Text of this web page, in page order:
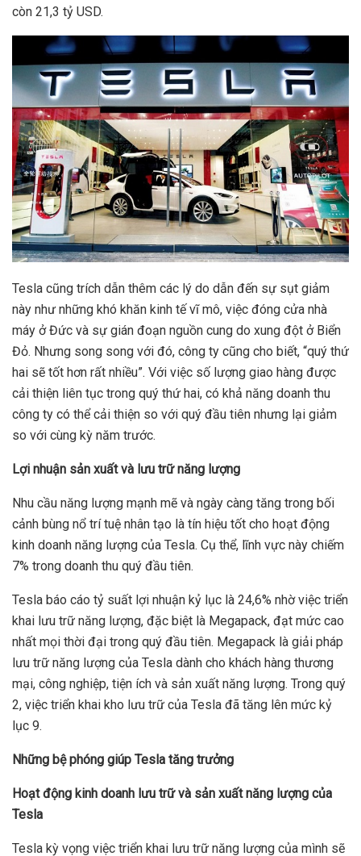
còn 21,3 tỷ USD.
Tesla cũng trích dẫn thêm các lý do dẫn đến sự sụt giảm
này như những khó khăn kinh tế vĩ mô, việc đóng cửa nhà
máy ở Đức và sự gián đoạn nguồn cung do xung đột ở Biển
Đỏ. Nhưng song song với đó, công ty cũng cho biết, “quý thứ
hai sẽ tốt hơn rất nhiều”. Với việc số lượng giao hàng được
cải thiện liên tục trong quý thứ hai, có khả năng doanh thu
công ty có thể cải thiện so với quý đầu tiên nhưng lại giảm
so với cùng kỳ năm trước.
Lợi nhuận sản xuất và lưu trữ năng lượng
Nhu cầu năng lượng mạnh mẽ và ngày càng tăng trong bối
cảnh bùng nổ trí tuệ nhân tạo là tín hiệu tốt cho hoạt động
kinh doanh năng lượng của Tesla. Cụ thể, lĩnh vực này chiếm
7% trong doanh thu quý đầu tiên.
Tesla báo cáo tỷ suất lợi nhuận kỷ lục là 24,6% nhờ việc triển
khai lưu trữ năng lượng, đặc biệt là Megapack, đạt mức cao
nhất mọi thời đại trong quý đầu tiên. Megapack là giải pháp
lưu trữ năng lượng của Tesla dành cho khách hàng thương
mại, công nghiệp, tiện ích và sản xuất năng lượng. Trong quý
2, việc triển khai kho lưu trữ của Tesla đã tăng lên mức kỷ
lục 9.
Những bệ phóng giúp Tesla tăng trưởng
Hoạt động kinh doanh lưu trữ và sản xuất năng lượng của
Tesla
Tesla kỳ vọng việc triển khai lưu trữ năng lượng của mình sẽ